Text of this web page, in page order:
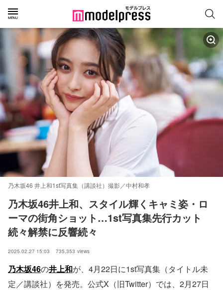
乃木坂46 井上和1st写真集（講談社）撮影／中村和孝
乃木坂46井上和、スタイル輝くキャミ姿・ロ
ーマの街角ショット…1st写真集先行カット
続々解禁に反響続々
2025.02.27 15:03 735,353 views
乃木坂46の井上和が、4月22日に1st写真集（タイトル未
定／講談社）を発売。公式X（旧Twitter）では、2月27日